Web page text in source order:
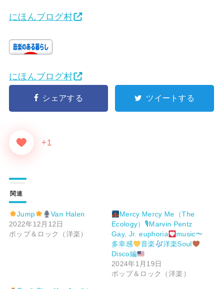
にほんブログ村
にほんブログ村
シェアする ツイートする
+1
関連
Jump
Van Halen
2022年12月12日
ポップ＆ロック（洋楽）
Mercy Mercy Me（The
Ecology）🎙Marvin Pentz
Gay, Jr. euphoria
music〜
多幸感
音楽
洋楽Soul
Disco編
2024年1月19日
ポップ＆ロック（洋楽）